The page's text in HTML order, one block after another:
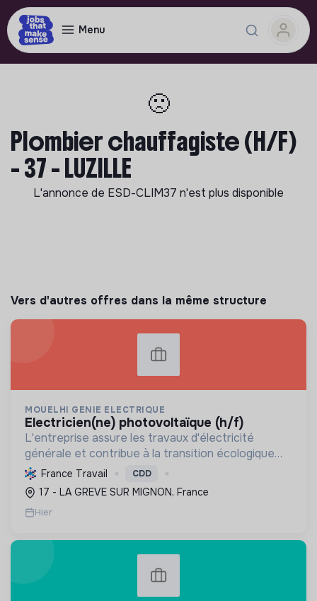
Menu
🙁
Plombier chauffagiste (H/F)
- 37 - LUZILLE
L'annonce de ESD-CLIM37 n'est plus disponible
Vers d'autres offres dans la même structure
MOUELHI GENIE ELECTRIQUE
electricien(ne) photovoltaïque (h/f)
L'entreprise assure les travaux d'électricité
générale et contribue à la transition écologique
par l'installation de systèmes photovoltaïques,
favorisant ainsi une énergie plus durable.
France Travail CDD
17 - LA GREVE SUR MIGNON, France
Hier